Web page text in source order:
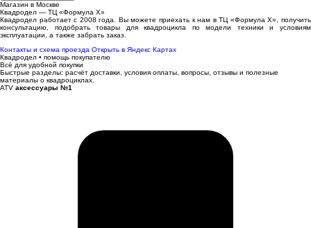
Магазин в Москве
Квадродел — ТЦ «Формула Х»
Квадродел работает с 2008 года. Вы можете приехать к нам в ТЦ «Формула Х», получить
консультацию, подобрать товары для квадроцикла по модели техники и условиям
эксплуатации, а также забрать заказ.
Контакты и схема проезда Открыть в Яндекс Картах
Квадродел • помощь покупателю
Всё для удобной покупки
Быстрые разделы: расчёт доставки, условия оплаты, вопросы, отзывы и полезные
материалы о квадроциклах.
ATV аксессуары №1